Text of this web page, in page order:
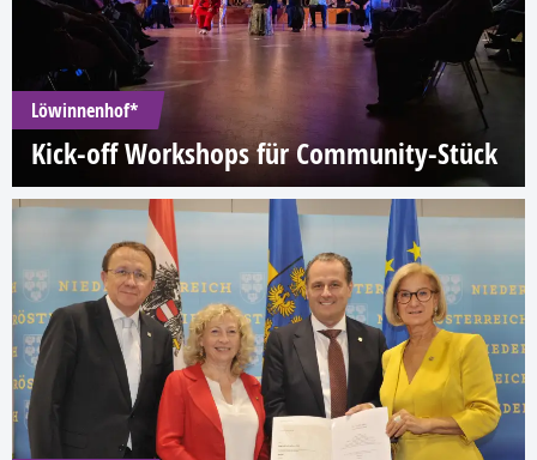
Löwinnenhof*
Kick-off Workshops für Community-Stück